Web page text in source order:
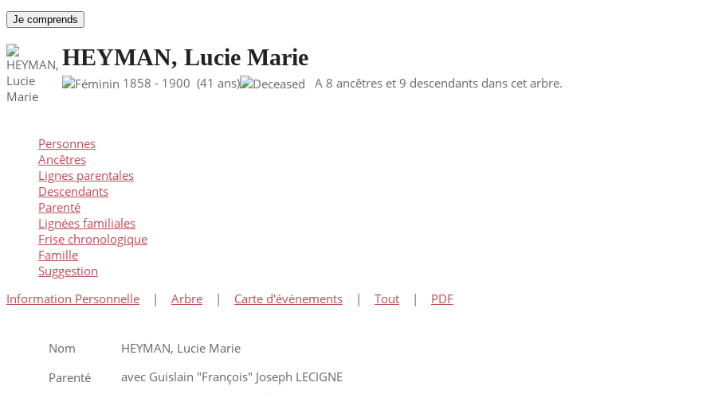
Je comprends
HEYMAN, Lucie Marie
1858 - 1900 (41 ans) A 8 ancêtres et 9 descendants dans cet arbre.
Personnes
Ancêtres
Lignes parentales
Descendants
Parenté
Lignées familiales
Frise chronologique
Famille
Suggestion
Information Personnelle | Arbre | Carte d'événements | Tout | PDF
Nom HEYMAN, Lucie Marie
Parenté
avec Guislain "François" Joseph LECIGNE